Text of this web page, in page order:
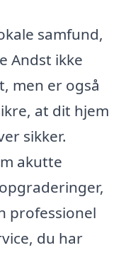
samfund,
Andst ikke
men er også
at dit hjem
sikker.
akutte
professionel
du har